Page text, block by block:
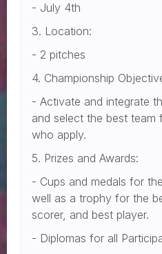
- July 4th
3. Location:
- 2 pitches
4. Championship
- Activate and integrate
and select the best team
who apply.
5. Prizes and Awards:
- Cups and medals for
well as a trophy for the
scorer, and best player.
- Diplomas for all